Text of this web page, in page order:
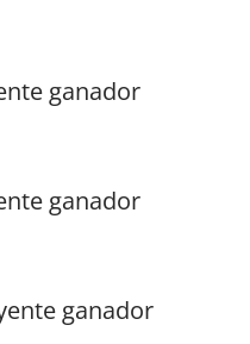
ganador
ganador
ganador